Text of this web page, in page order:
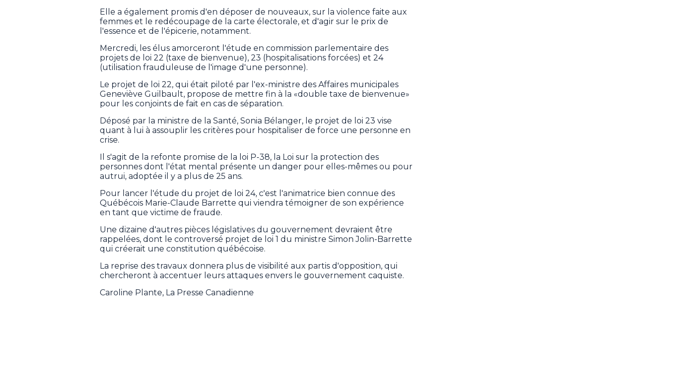
Elle a également promis d'en déposer de nouveaux, sur la violence faite aux
femmes et le redécoupage de la carte électorale, et d'agir sur le prix de
l'essence et de l'épicerie, notamment.
Mercredi, les élus amorceront l'étude en commission parlementaire des
projets de loi 22 (taxe de bienvenue), 23 (hospitalisations forcées) et 24
(utilisation frauduleuse de l'image d'une personne).
Le projet de loi 22, qui était piloté par l'ex-ministre des Affaires municipales
Geneviève Guilbault, propose de mettre fin à la «double taxe de bienvenue»
pour les conjoints de fait en cas de séparation.
Déposé par la ministre de la Santé, Sonia Bélanger, le projet de loi 23 vise
quant à lui à assouplir les critères pour hospitaliser de force une personne en
crise.
Il s'agit de la refonte promise de la loi P-38, la Loi sur la protection des
personnes dont l'état mental présente un danger pour elles-mêmes ou pour
autrui, adoptée il y a plus de 25 ans.
Pour lancer l'étude du projet de loi 24, c'est l'animatrice bien connue des
Québécois Marie-Claude Barrette qui viendra témoigner de son expérience
en tant que victime de fraude.
Une dizaine d'autres pièces législatives du gouvernement devraient être
rappelées, dont le controversé projet de loi 1 du ministre Simon Jolin-Barrette
qui créerait une constitution québécoise.
La reprise des travaux donnera plus de visibilité aux partis d'opposition, qui
chercheront à accentuer leurs attaques envers le gouvernement caquiste.
Caroline Plante, La Presse Canadienne